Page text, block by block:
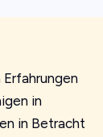
in
in Betracht